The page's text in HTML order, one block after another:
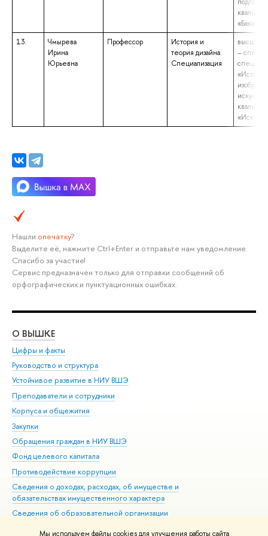
Мы используем файлы cookies для улучшения работы сайта
13.
Чмырева
Ирина
Юрьевна
Профессор
История и
теория дизайна.
Специализация
высшее
–
Нашли опечатку?
Выделите её, нажмите Ctrl+Enter и отправьте нам уведомление.
Спасибо за участие!
Сервис предназначен только для отправки сообщений об
орфографических и пунктуационных ошибках.
О ВЫШКЕ
Цифры и факты
Руководство и структура
Устойчивое развитие в НИУ ВШЭ
Преподаватели и сотрудники
Корпуса и общежития
Закупки
Обращения граждан в НИУ ВШЭ
Фонд целевого капитала
Противодействие коррупции
Сведения о доходах, расходах, об имуществе и
обязательствах имущественного характера
Сведения об образовательной организации
Людям с ограниченными возможностями здоровья